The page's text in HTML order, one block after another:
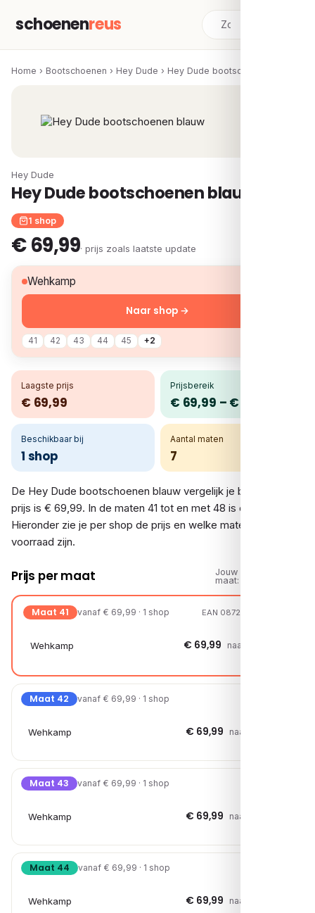
schoenenreus
Home › Bootschoenen › Hey Dude › Hey Dude bootschoenen blauw
Hey Dude
Hey Dude bootschoenen blauw
1 shop
€ 69,99· prijs zoals laatste update
Wehkamp
41 42 43 44 45 +2
Naar shop →
Laagste prijs
€ 69,99
Prijsbereik
€ 69,99 – € 69,99
Beschikbaar bij
1 shop
Aantal maten
7
De Hey Dude bootschoenen blauw vergelijk je bij 1 shop. De
prijs is € 69,99. In de maten 41 tot en met 48 is er voorraad.
Hieronder zie je per shop de prijs en welke maten op
voorraad zijn.
Prijs per maat
Jouw
maat:
Maat 41 vanaf € 69,99 · 1 shop EAN 08720251479999
Wehkamp € 69,99 naar shop →
Maat 42 vanaf € 69,99 · 1 shop
Wehkamp € 69,99 naar shop →
Maat 43 vanaf € 69,99 · 1 shop
Wehkamp € 69,99 naar shop →
Maat 44 vanaf € 69,99 · 1 shop
Wehkamp € 69,99 naar shop →